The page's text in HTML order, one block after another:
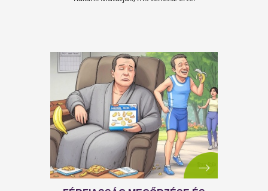
ÍGY KERÜLD EL AZ
ISKOLAKEZDÉSI ŐRÜLETET!
Az iskolakezdés sok családban nem
örömteli új kezdet, hanem egy stresszes
átállás. Ugyanakkor lehet jól csinálni!
Olvass tovább a tippekért!